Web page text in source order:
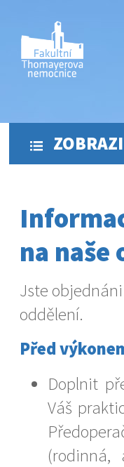
na naše
Jste
oddělení.
Před
Doplnit
Váš
(rodinná,